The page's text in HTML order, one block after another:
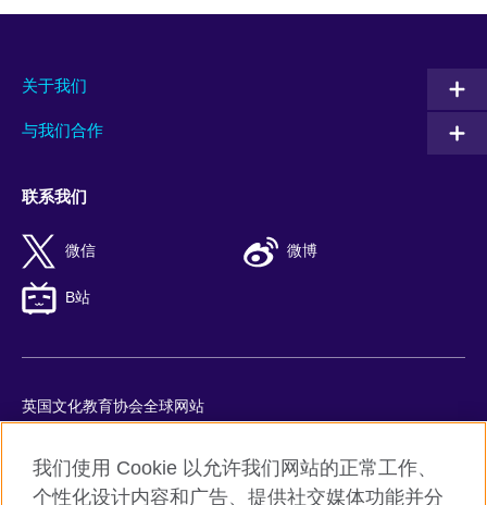
关于我们
与我们合作
联系我们
微信 微博
B站
英国文化教育协会全球网站
Cookie
我们使用 Cookie 以允许我们网站的正常工作、
个性化设计内容和广告、提供社交媒体功能并分